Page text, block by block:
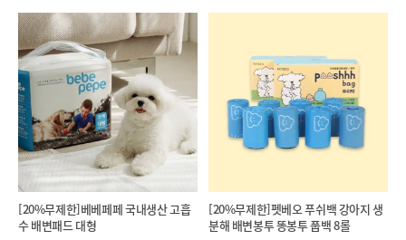
[20%무제한]베베페페 국내생산 고흡
수 배변패드 대형
[20%무제한]펫베오 푸쉬백 강아지 생
분해 배변봉투 똥봉투 풉백 8롤